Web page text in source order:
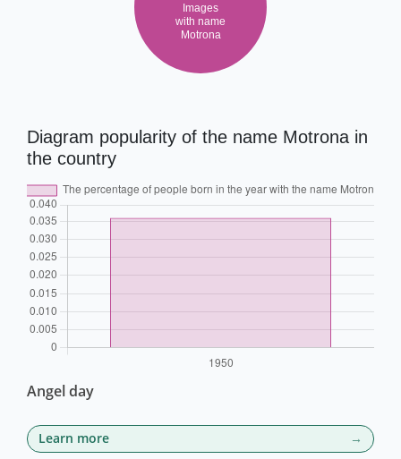
Images
with name
Motrona
Diagram popularity of the name Motrona in
the country
Angel day
Learn more